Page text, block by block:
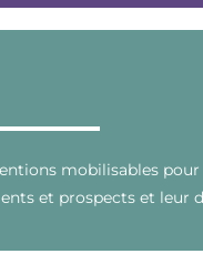
mobilisables
et prospects et